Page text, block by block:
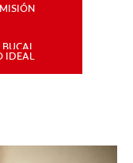
MISIÓN
IDEAL